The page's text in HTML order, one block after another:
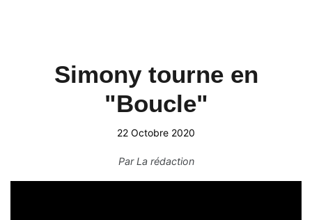
Simony tourne en
"Boucle"
22 Octobre 2020
ParLa rédaction